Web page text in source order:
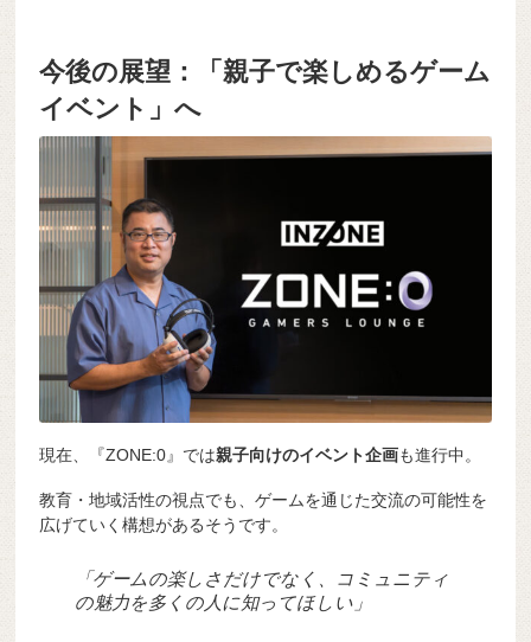
今後の展望：「親子で楽しめるゲーム
イベント」へ
現在、『ZONE:0』では親子向けのイベント企画も進行中。
教育・地域活性の視点でも、ゲームを通じた交流の可能性を
広げていく構想があるそうです。
「ゲームの楽しさだけでなく、コミュニティ
の魅力を多くの人に知ってほしい」